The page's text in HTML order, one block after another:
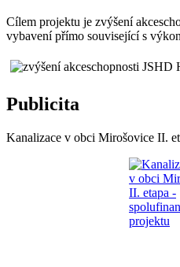
Cílem projektu je zvýšení
vybavení přímo související s
Publicita
Kanalizace v obci Mirošovice II.